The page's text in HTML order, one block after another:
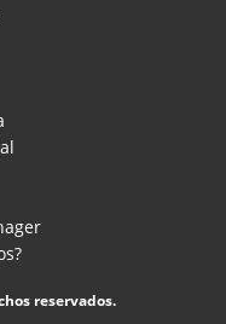
reservados.